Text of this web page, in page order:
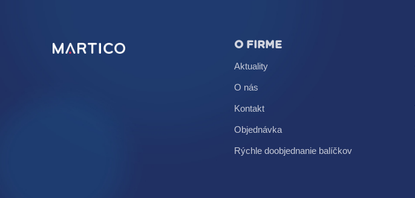
O FIRME
Aktuality
O nás
Kontakt
Objednávka
Rýchle doobjednanie balíčkov